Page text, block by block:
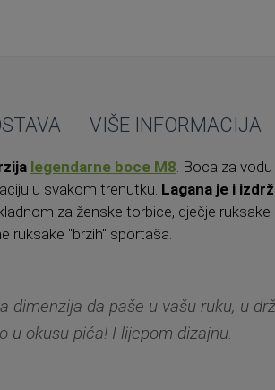
legendarne boce M8 . Boca za
u svakom trenutku. Lagana je i
za ženske torbice, dječje
ruksake "brzih" sportaša.
dimenzija da paše u vašu ruku, u
u okusu pića! I lijepom dizajnu.
VIŠE INFORMACIJA